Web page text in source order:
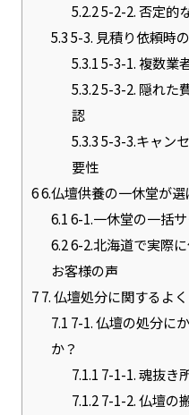
5.2.25-2-2. 否定的
5.35-3. 見積り依頼時
5.3.15-3-1. 複数業
5.3.25-3-2. 隠れた
認
5.3.35-3-3.キャン
要性
66.仏壇供養の一休堂が
6.16-1.一休堂の一括
6.26-2.北海道で実際
お客様の声
77. 仏壇処分に関するよ
7.1 7-1. 仏壇の処分に
か？
7.1.1 7-1-1. 魂抜き
7.1.27-1-2. 仏壇の